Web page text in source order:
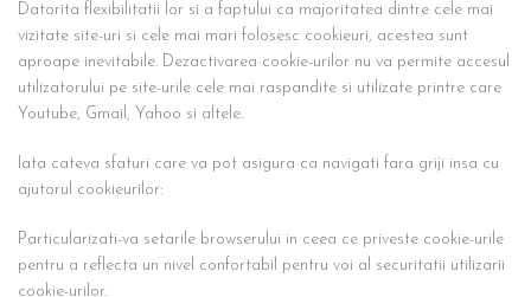
Datorita flexibilitatii lor si a faptului ca majoritatea dintre cele mai
vizitate site-uri si cele mai mari folosesc cookieuri, acestea sunt
aproape inevitabile. Dezactivarea cookie-urilor nu va permite accesul
utilizatorului pe site-urile cele mai raspandite si utilizate printre care
Youtube, Gmail, Yahoo si altele.
Iata cateva sfaturi care va pot asigura ca navigati fara griji insa cu
ajutorul cookieurilor:
Particularizati-va setarile browserului in ceea ce priveste cookie-urile
pentru a reflecta un nivel confortabil pentru voi al securitatii utilizarii
cookie-urilor.